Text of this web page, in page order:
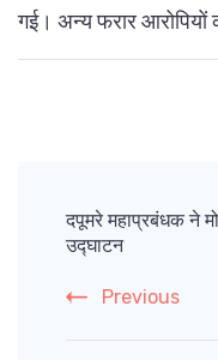
गई। अन्य फरार आरोपियों
Navigation
दपूमरे महाप्रबंधक ने
उद्घाटन
Previous